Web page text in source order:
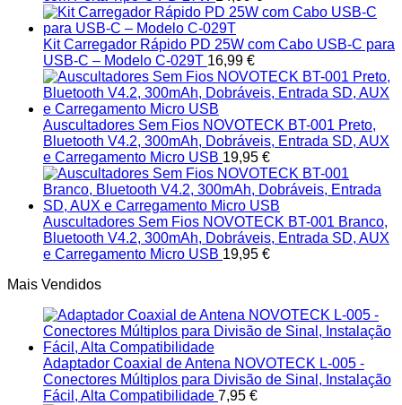
Kit Carregador Rápido PD 25W com Cabo USB-C para
USB-C – Modelo C-029T 16,99 €
Auscultadores Sem Fios NOVOTECK BT-001 Preto,
Bluetooth V4.2, 300mAh, Dobráveis, Entrada SD, AUX
e Carregamento Micro USB 19,95 €
Auscultadores Sem Fios NOVOTECK BT-001 Branco,
Bluetooth V4.2, 300mAh, Dobráveis, Entrada SD, AUX
e Carregamento Micro USB 19,95 €
Mais Vendidos
Adaptador Coaxial de Antena NOVOTECK L-005 -
Conectores Múltiplos para Divisão de Sinal, Instalação
Fácil, Alta Compatibilidade 7,95 €